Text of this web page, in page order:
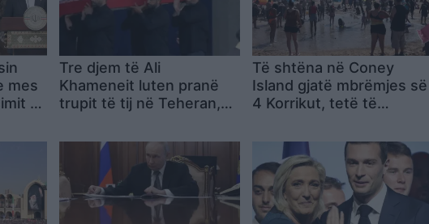
mes
të
Tre djem të Ali
Khameneit luten pranë
trupit të tij në Teheran,
Mojtaba
Të shtëna në Coney
Island gjatë mbrëmjes së
4 Korrikut, tetë të
fëmijë